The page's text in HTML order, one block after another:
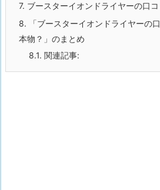
7. ブースターイオンドライヤーの口
8. 「ブースターイオンドライヤーの
本物？」のまとめ
8.1. 関連記事: